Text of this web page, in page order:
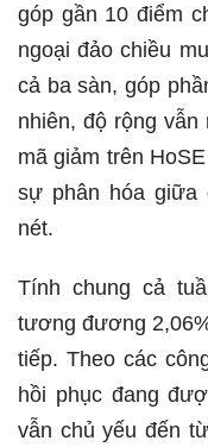
góp gần 10 điểm
ngoại đảo chiều
cả ba sàn, góp
nhiên, độ rộng
mã giảm trên
sự phân hóa giữa
nét.
Tính chung cả
tương đương
tiếp. Theo các
hồi phục đang
vẫn chủ yếu đến